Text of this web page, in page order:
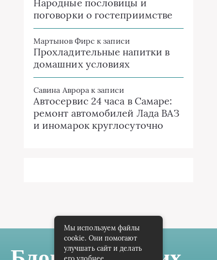
Народные пословицы и
поговорки о гостеприимстве
Мартынов Фирс к записи
Прохладительные напитки в
домашних условиях
Савина Аврора к записи
Автосервис 24 часа в Самаре:
ремонт автомобилей Лада ВАЗ
и иномарок круглосуточно
Мы используем файлы
cookie. Они помогают
улучшать сайт и делать